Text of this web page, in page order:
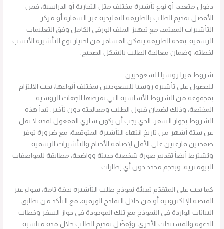
دخول متعدد، أو نوع تأشيرة مختلف مثل التجارية أو الدراسية، فمن
الأفضل تقديم الطلب بالطريقة التقليدية عبر السفارة أو مركز
التأشيرات المعتمد، مع تجهيز الملف الورقي الكامل وفق التعليمات
الرسمية. بهذه الطريقة يتمكن المسافر من اختيار نوع التأشيرة الأنسب
لخطته، وضمان معالجة الطلب بالشكل الصحيح.
شروط فيزا روسيا للسعوديين
للحصول على تأشيره روسيا للسعوديين بمختلف أنواعها، يجب الالتزام
بمجموعة من الشروط الأساسية التي تفرضها الجهات الروسية
المختصة، وذلك لضمان قبول الطلب ومعالجته دون تأخير. تبدأ هذه
الشروط بجواز السفر، الذي يجب أن يكون ساري المفعول لمدة لا تقل
عن ستة أشهر من تاريخ انتهاء التأشيرة المتوقعة، مع ضرورة توفر
صفحتين فارغتين على الأقل لإضافة الأختام والتأشيرات الرسمية.
ويُشترط أيضاً تقديم صورة شخصية حديثة وواضحة، مطابقة للمواصفات
البيومترية، وبحجم محدد دون أي إطارات.
كما يجب على المتقدّم تعبئة نموذج طلب التأشيره بدقة تامة، سواء عبر
المنصة الإلكترونية أو من خلال النماذج الورقية، مع التأكد من تطابق
البيانات الواردة في النموذج مع تلك الموجودة في جواز السفر وخطاب
الدعوة والمستندات الأخرى. ويُفضّل تقديم الطلب خلال مدة مناسبة